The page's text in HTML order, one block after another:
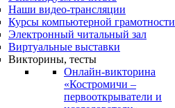
Наши видео-трансляции
Курсы компьютерной грамотности
Электронный читальный зал
Виртуальные выставки
Викторины, тесты
Онлайн-викторина
«Костромичи –
первооткрыватели и